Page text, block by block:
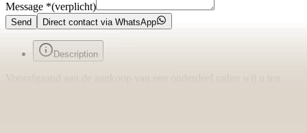
Message *(verplicht)
Send Direct contact via WhatsApp
Description
Voorafgaand aan de aankoop van een onderdeel raden wij u ten